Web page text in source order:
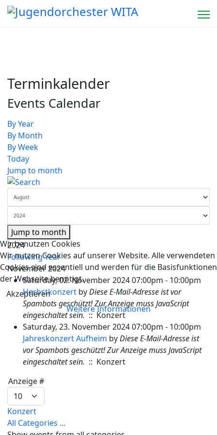
Terminkalender
Events Calendar
By Year
By Month
By Week
Today
Jump to month
Jump to month
2024
Following Year
November 2024
Saturday, 02. November 2024 07:00pm - 10:00pm
Herbstkonzert byDiese E-Mail-Adresse ist vor
Spambots geschützt! Zur Anzeige muss JavaScript
eingeschaltet sein.:: Konzert
Saturday, 23. November 2024 07:00pm - 10:00pm
Jahreskonzert Aufheim byDiese E-Mail-Adresse ist
vor Spambots geschützt! Zur Anzeige muss JavaScript
eingeschaltet sein. :: Konzert
Pagination List Limit
Anzeige #
Konzert
All Categories ...
Wir benutzen Cookies
Wir nutzen Cookies auf unserer Website. Alle verwendeten
Cookies sind essentiell und werden für die Basisfunktionen
der Webseite benötigt.
Akzeptieren
Weitere Informationen